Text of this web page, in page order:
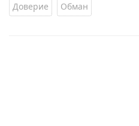
Доверие Обман